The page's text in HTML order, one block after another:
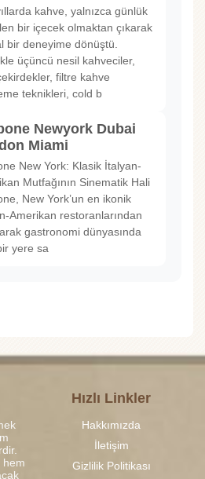
kahve, yalnızca günlük
bir içecek olmaktan çıkarak
bir deneyime dönüştü.
üçüncü nesil kahveciler,
filtre kahve
teknikleri, cold b
Newyork Dubai
Miami
New York: Klasik İtalyan-
Mutfağının Sinematik Hali
New York’un en ikonik
Amerikan restoranlarından
gastronomi dünyasında
yere sa
hem
Hızlı Linkler
Hakkımızda
İletişim
Gizlilik Politikası